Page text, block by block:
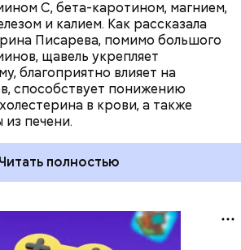
С, бета-каротином, магнием,
и калием. Как рассказала
Писарева, помимо большого
щавель укрепляет
благоприятно влияет на
способствует понижению
в крови, а также
печени.
Читать полностью